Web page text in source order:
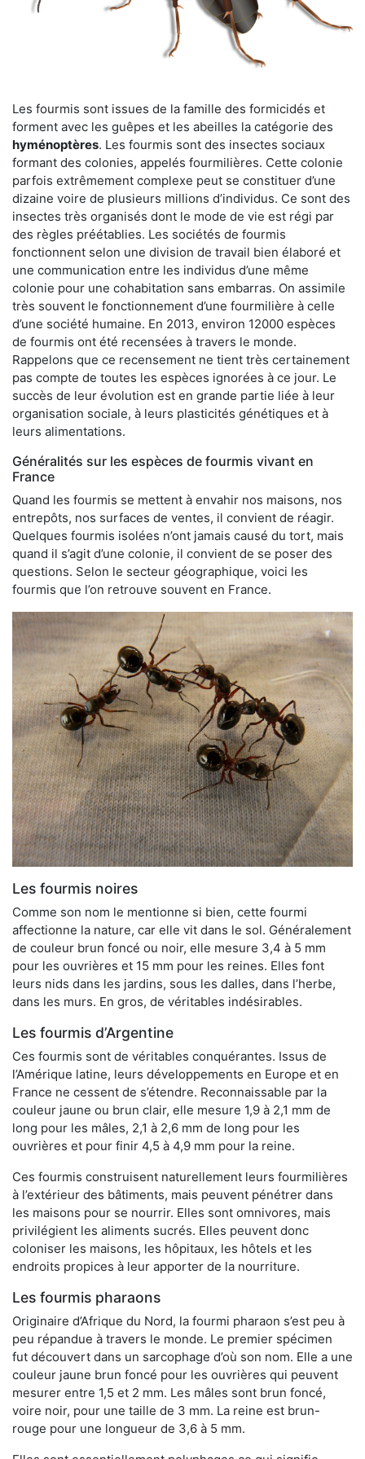
Les fourmis sont issues de la famille des formicidés et
forment avec les guêpes et les abeilles la catégorie des
hyménoptères. Les fourmis sont des insectes sociaux
formant des colonies, appelés fourmilières. Cette colonie
parfois extrêmement complexe peut se constituer d’une
dizaine voire de plusieurs millions d’individus. Ce sont des
insectes très organisés dont le mode de vie est régi par
des règles préétablies. Les sociétés de fourmis
fonctionnent selon une division de travail bien élaboré et
une communication entre les individus d’une même
colonie pour une cohabitation sans embarras. On assimile
très souvent le fonctionnement d’une fourmilière à celle
d’une société humaine. En 2013, environ 12000 espèces
de fourmis ont été recensées à travers le monde.
Rappelons que ce recensement ne tient très certainement
pas compte de toutes les espèces ignorées à ce jour. Le
succès de leur évolution est en grande partie liée à leur
organisation sociale, à leurs plasticités génétiques et à
leurs alimentations.
Généralités sur les espèces de fourmis vivant en
France
Quand les fourmis se mettent à envahir nos maisons, nos
entrepôts, nos surfaces de ventes, il convient de réagir.
Quelques fourmis isolées n’ont jamais causé du tort, mais
quand il s’agit d’une colonie, il convient de se poser des
questions. Selon le secteur géographique, voici les
fourmis que l’on retrouve souvent en France.
Les fourmis noires
Comme son nom le mentionne si bien, cette fourmi
affectionne la nature, car elle vit dans le sol. Généralement
de couleur brun foncé ou noir, elle mesure 3,4 à 5 mm
pour les ouvrières et 15 mm pour les reines. Elles font
leurs nids dans les jardins, sous les dalles, dans l’herbe,
dans les murs. En gros, de véritables indésirables.
Les fourmis d’Argentine
Ces fourmis sont de véritables conquérantes. Issus de
l’Amérique latine, leurs développements en Europe et en
France ne cessent de s’étendre. Reconnaissable par la
couleur jaune ou brun clair, elle mesure 1,9 à 2,1 mm de
long pour les mâles, 2,1 à 2,6 mm de long pour les
ouvrières et pour finir 4,5 à 4,9 mm pour la reine.
Ces fourmis construisent naturellement leurs fourmilières
à l’extérieur des bâtiments, mais peuvent pénétrer dans
les maisons pour se nourrir. Elles sont omnivores, mais
privilégient les aliments sucrés. Elles peuvent donc
coloniser les maisons, les hôpitaux, les hôtels et les
endroits propices à leur apporter de la nourriture.
Les fourmis pharaons
Originaire d’Afrique du Nord, la fourmi pharaon s’est peu à
peu répandue à travers le monde. Le premier spécimen
fut découvert dans un sarcophage d’où son nom. Elle a une
couleur jaune brun foncé pour les ouvrières qui peuvent
mesurer entre 1,5 et 2 mm. Les mâles sont brun foncé,
voire noir, pour une taille de 3 mm. La reine est brun-
rouge pour une longueur de 3,6 à 5 mm.